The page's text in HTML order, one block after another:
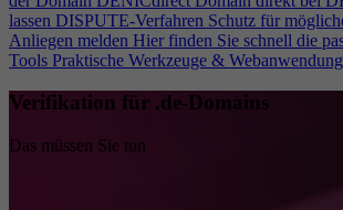
lassen DISPUTE-Verfahren Schutz für
Anliegen melden Hier finden Sie schnell die
Tools Praktische Werkzeuge &
Verifikation für .de-Domains
Das müssen Sie tun